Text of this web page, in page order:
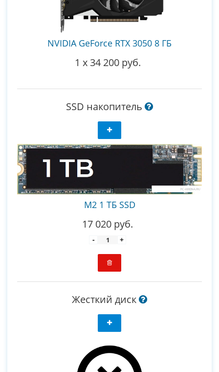
NVIDIA GeForce RTX 3050 8 ГБ
1 x 34 200 руб.
SSD накопитель
M2 1 ТБ SSD
17 020 руб.
- +
Жесткий диск